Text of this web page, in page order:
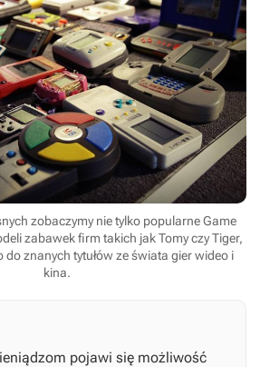
zobaczymy nie tylko popularne Game
zabawek firm takich jak Tomy czy Tiger,
znanych tytułów ze świata gier wideo i
kina.
pojawi się możliwość